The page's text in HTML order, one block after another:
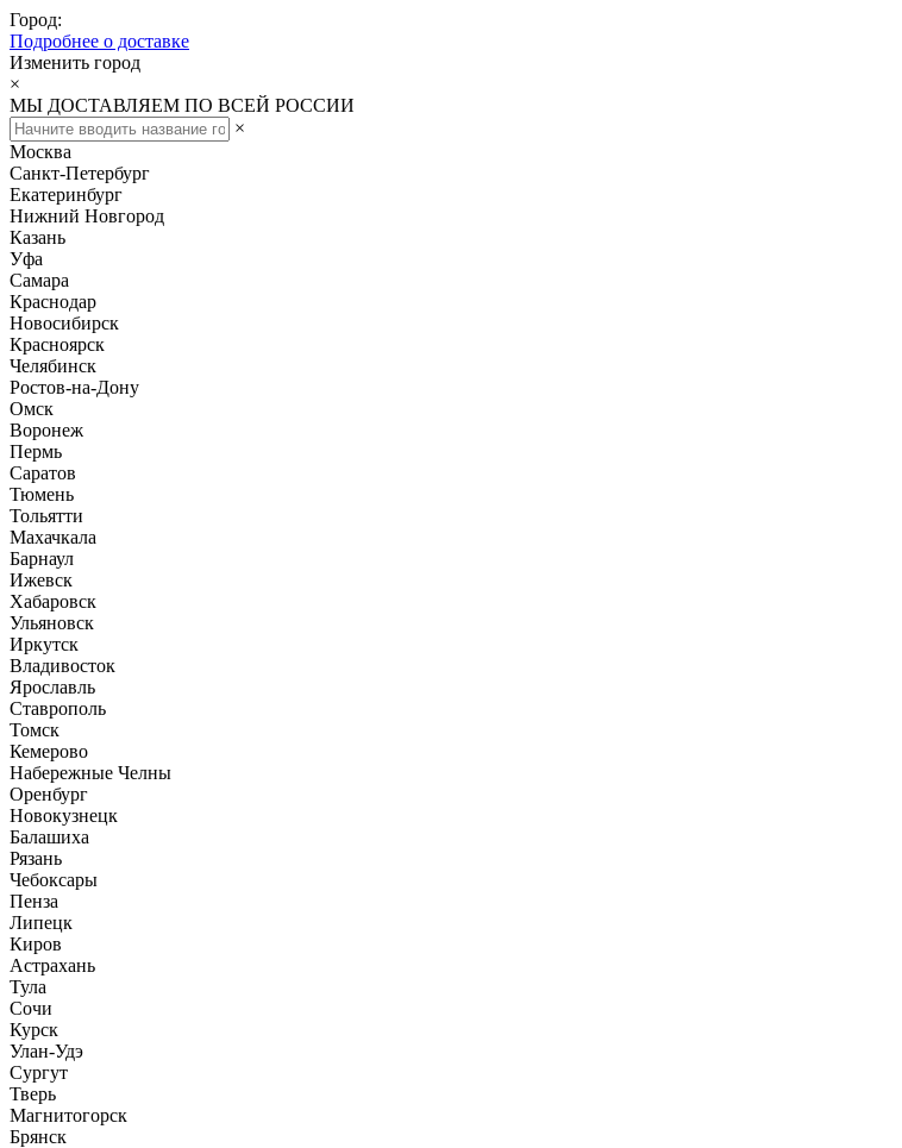
Город:
Подробнее о доставке
Изменить город
×
МЫ ДОСТАВЛЯЕМ ПО ВСЕЙ РОССИИ
×
Москва
Санкт-Петербург
Екатеринбург
Нижний Новгород
Казань
Уфа
Самара
Краснодар
Новосибирск
Красноярск
Челябинск
Ростов-на-Дону
Омск
Воронеж
Пермь
Саратов
Тюмень
Тольятти
Махачкала
Барнаул
Ижевск
Хабаровск
Ульяновск
Иркутск
Владивосток
Ярославль
Ставрополь
Томск
Кемерово
Набережные Челны
Оренбург
Новокузнецк
Балашиха
Рязань
Чебоксары
Пенза
Липецк
Киров
Астрахань
Тула
Сочи
Курск
Улан-Удэ
Сургут
Тверь
Магнитогорск
Брянск